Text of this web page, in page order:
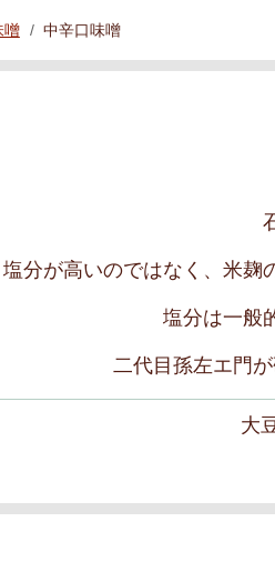
噌 中辛口味噌
塩分が高いのではなく、米麹
塩分は一般
二代目孫左エ門
大